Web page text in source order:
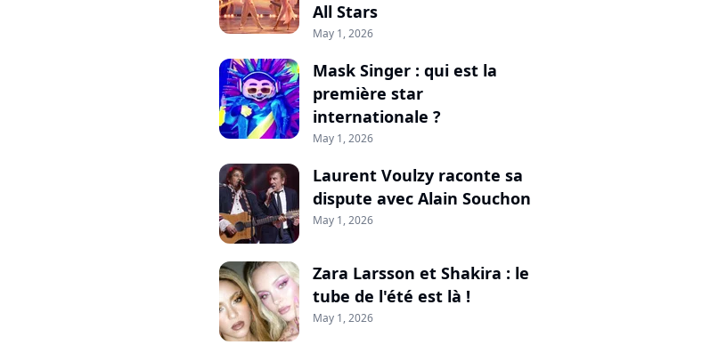
All Stars
May 1, 2026
Mask Singer : qui est la
première star
internationale ?
May 1, 2026
Laurent Voulzy raconte sa
dispute avec Alain Souchon
May 1, 2026
Zara Larsson et Shakira : le
tube de l'été est là !
May 1, 2026